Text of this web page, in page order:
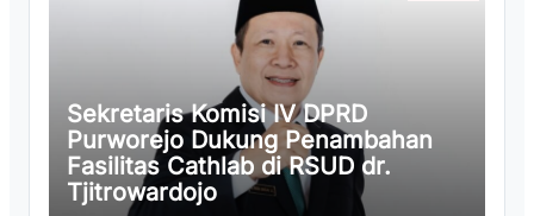
Sekretaris Komisi IV DPRD
Purworejo Dukung Penambahan
Fasilitas Cathlab di RSUD dr.
Tjitrowardojo